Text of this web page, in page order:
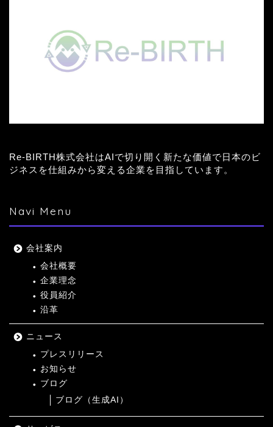
Re-BIRTH株式会社はAIで切り開く新たな価値で日本のビ
ジネスを仕組みから変える企業を目指しています。
Navi Menu
会社案内
会社概要
企業理念
役員紹介
沿革
ニュース
プレスリリース
お知らせ
ブログ
ブログ（生成AI）